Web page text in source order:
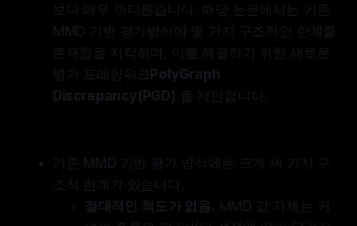
보다 매우 까다롭습니다. 해당 논문에서는 기존
MMD 기반 평가방식에 몇 가지 구조적인 한계를
존재함을 지적하며, 이를 해결하기 위한 새로운
평가 프레임워크PolyGraph
Discrepancy(PGD) 를 제안합니다.
기존 MMD 기반 평가 방식에는 크게 세 가지 구
조적 한계가 있습니다.
절대적인 척도가 없음. MMD 값 자체는 커